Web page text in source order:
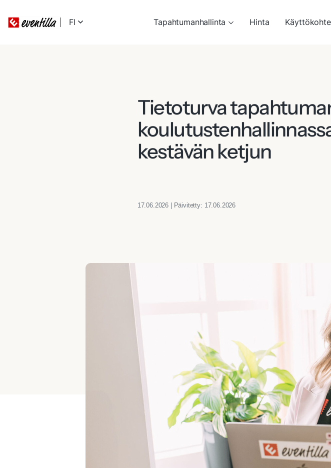
FI Tapahtumanhallinta Hinta
Tietoturva
kestävän ketjun
17.06.2026 | Päivitetty: 17.06.2026